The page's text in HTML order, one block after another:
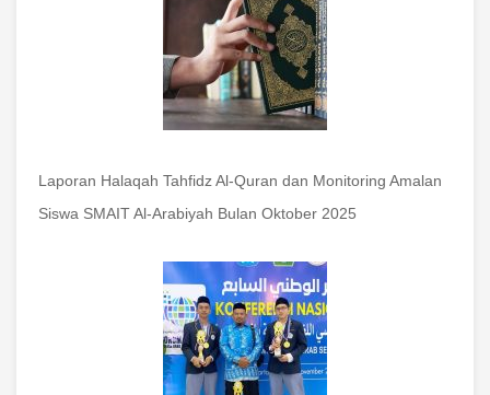
Laporan Halaqah Tahfidz Al-Quran dan Monitoring Amalan
Siswa SMAIT Al-Arabiyah Bulan Oktober 2025